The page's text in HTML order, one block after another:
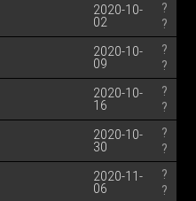
2020-10-
02
?
?
2020-10-
09
?
?
2020-10-
16
?
?
2020-10-
30
?
?
2020-11-
06
?
?